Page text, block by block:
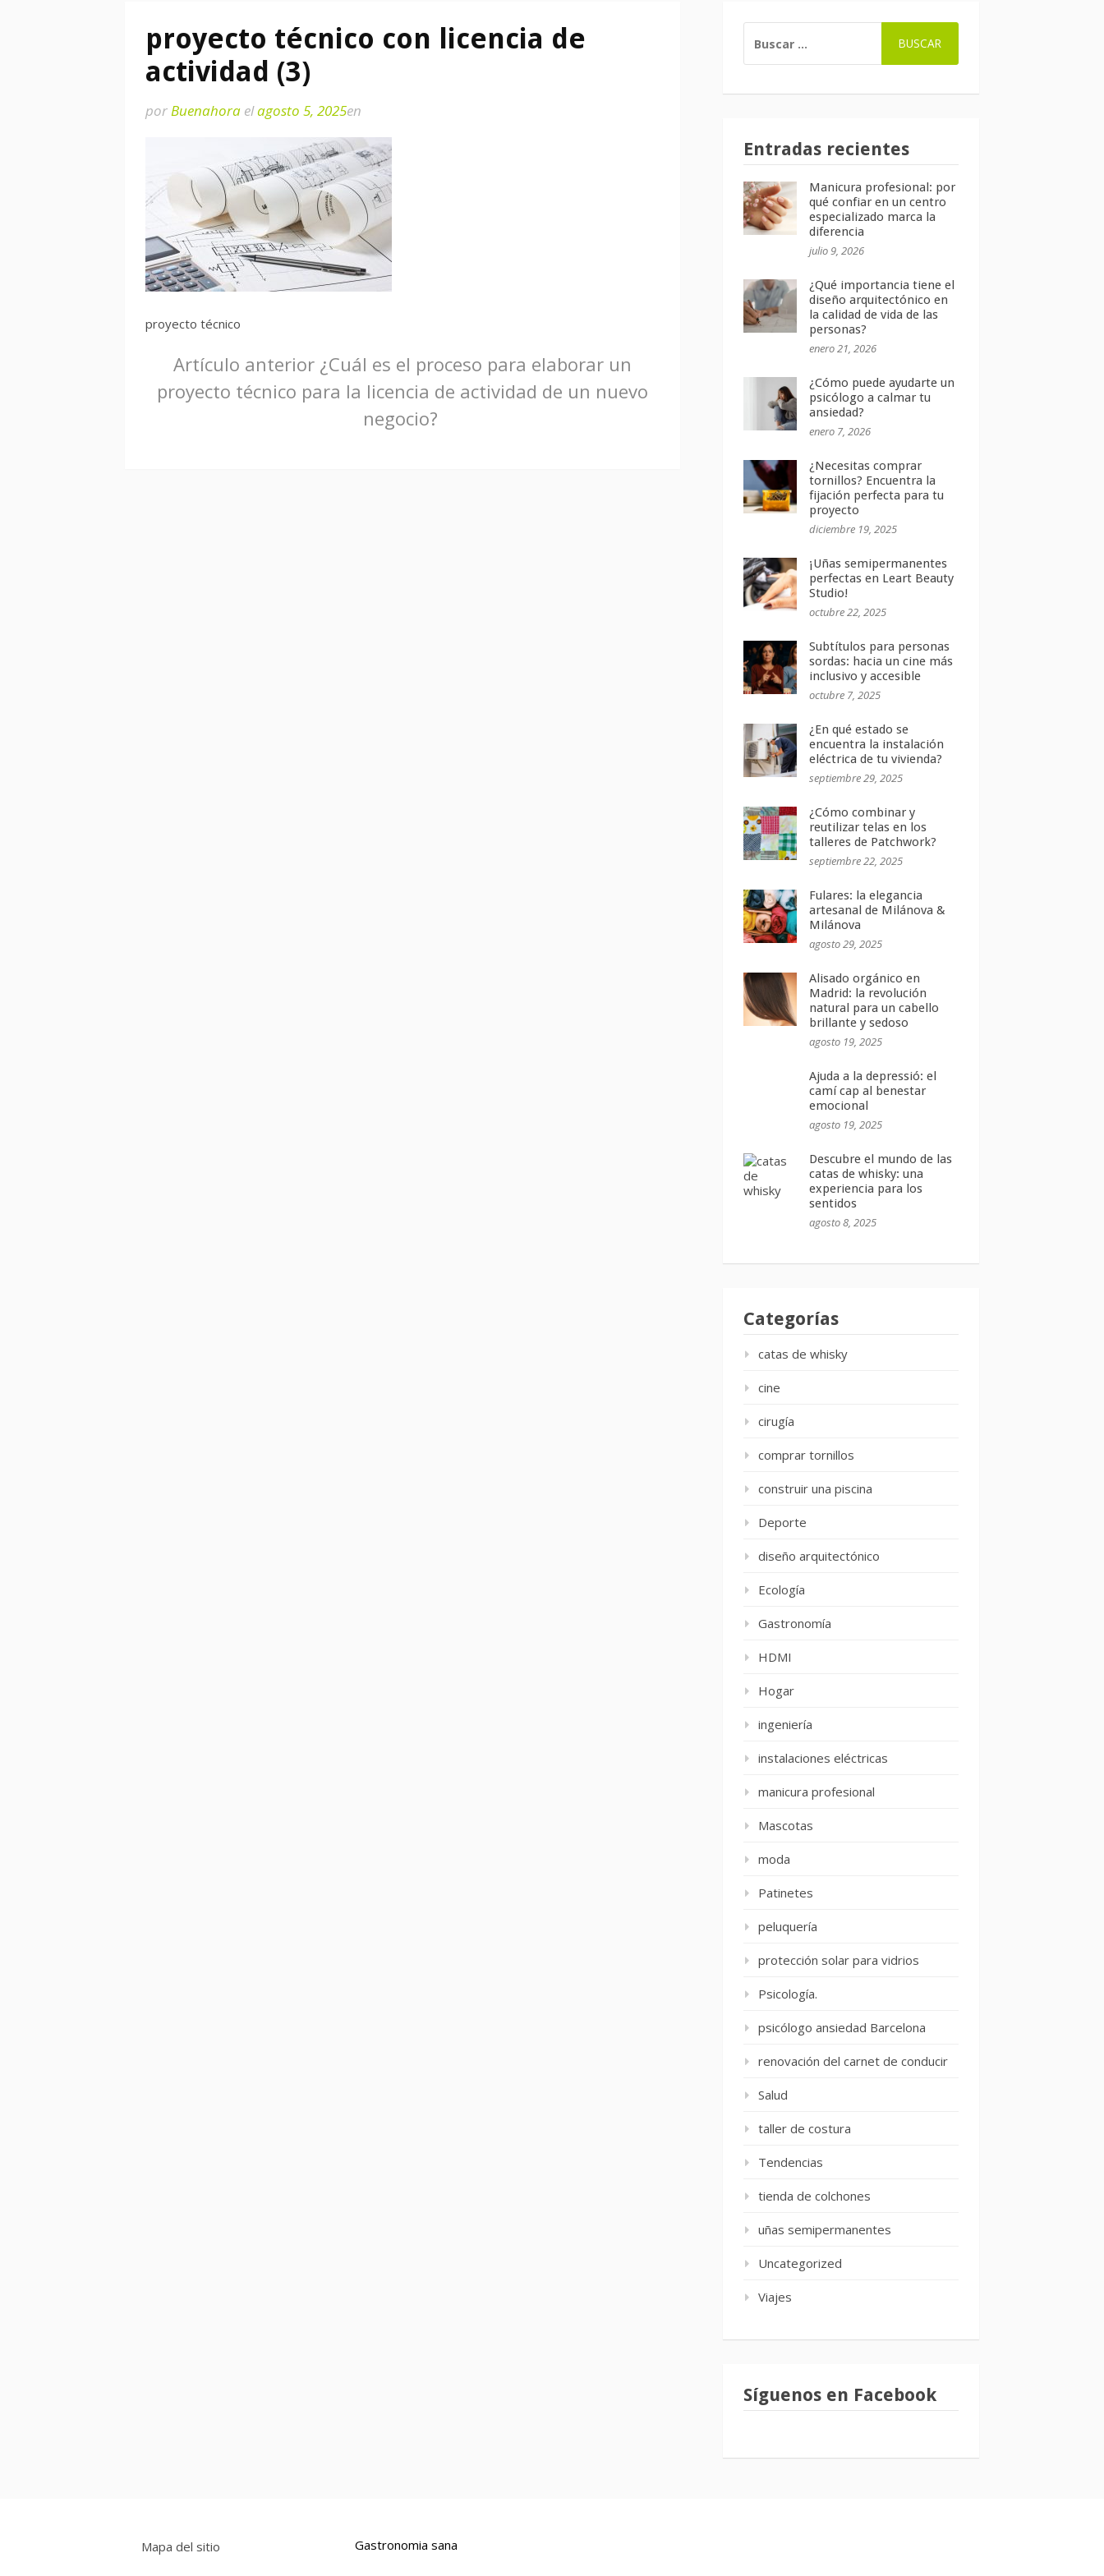
proyecto técnico con licencia de
actividad (3)
porBuenahora elagosto 5, 2025en
proyecto técnico
Seguir
leyendo
Artículo anterior ¿Cuál es el proceso para elaborar un
proyecto técnico para la licencia de actividad de un nuevo
negocio?
Entradas recientes
Manicura profesional: por
qué confiar en un centro
especializado marca la
diferencia
julio 9, 2026
¿Qué importancia tiene el
diseño arquitectónico en
la calidad de vida de las
personas?
enero 21, 2026
¿Cómo puede ayudarte un
psicólogo a calmar tu
ansiedad?
enero 7, 2026
¿Necesitas comprar
tornillos? Encuentra la
fijación perfecta para tu
proyecto
diciembre 19, 2025
¡Uñas semipermanentes
perfectas en Leart Beauty
Studio!
octubre 22, 2025
Subtítulos para personas
sordas: hacia un cine más
inclusivo y accesible
octubre 7, 2025
¿En qué estado se
encuentra la instalación
eléctrica de tu vivienda?
septiembre 29, 2025
¿Cómo combinar y
reutilizar telas en los
talleres de Patchwork?
septiembre 22, 2025
Fulares: la elegancia
artesanal de Milánova &
Milánova
agosto 29, 2025
Alisado orgánico en
Madrid: la revolución
natural para un cabello
brillante y sedoso
agosto 19, 2025
Ajuda a la depressió: el
camí cap al benestar
emocional
agosto 19, 2025
Descubre el mundo de las
catas de whisky: una
experiencia para los
sentidos
agosto 8, 2025
Categorías
catas de whisky
cine
cirugía
comprar tornillos
construir una piscina
Deporte
diseño arquitectónico
Ecología
Gastronomía
HDMI
Hogar
ingeniería
instalaciones eléctricas
manicura profesional
Mascotas
moda
Patinetes
peluquería
protección solar para vidrios
Psicología.
psicólogo ansiedad Barcelona
renovación del carnet de conducir
Salud
taller de costura
Tendencias
tienda de colchones
uñas semipermanentes
Uncategorized
Viajes
Síguenos en Facebook
Mapa del sitio Gastronomia sana